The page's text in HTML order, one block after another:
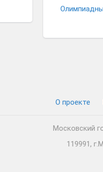
О проекте
Московский
119991,